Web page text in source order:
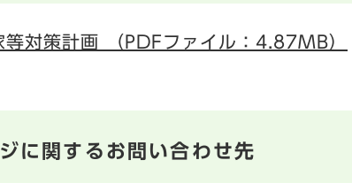
等対策計画 （PDFファイル：4.87MB）
に関するお問い合わせ先